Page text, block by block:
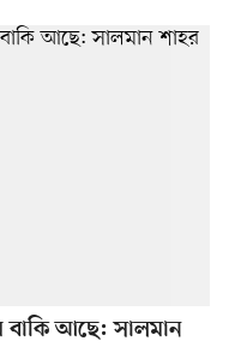
আছে: সালমান